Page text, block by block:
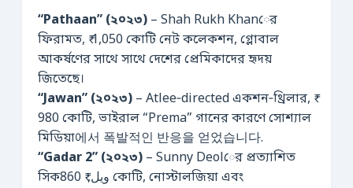
“Pathaan” (২০২৩) – Shah Rukh Khanের
ফিরামত, ₹ 1,050 কোটি নেট কলেকশন, গ্লোবাল
আকর্ষণের সাথে সাথে দেশের প্রেমিকাদের হৃদয়
জিতেছে।
“Jawan” (২০২৩) – Atlee‑directed একশন‑থ্রিলার, ₹
980 কোটি, ভাইরাল “Prema” গানের কারণে সোশ্যাল
মিডিয়া에서 폭발적인 반응을 얻었습니다.
“Gadar 2” (২০২৩) – Sunny Deolের প্রত্যাশিত
সিকويل, ₹ 860 কোটি, নোস্টালজিয়া এবং